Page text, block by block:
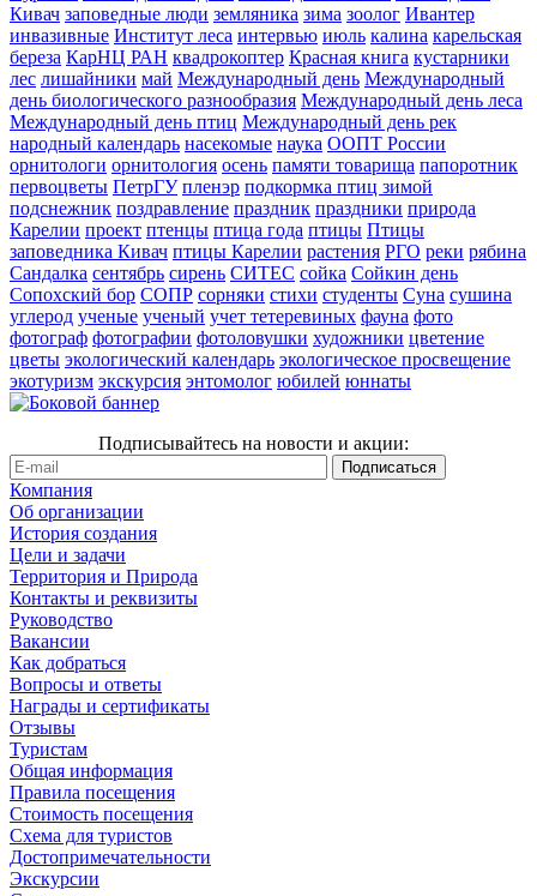
Кивач заповедные люди земляника зима зоолог Ивантер
инвазивные Институт леса интервью июль калина карельская
береза КарНЦ РАН квадрокоптер Красная книга кустарники
лес лишайники май Международный день Международный
день биологического разнообразия Международный день леса
Международный день птиц Международный день рек
народный календарь насекомые наука ООПТ России
орнитологи орнитология осень памяти товарища папоротник
первоцветы ПетрГУ пленэр подкормка птиц зимой
подснежник поздравление праздник праздники природа
Карелии проект птенцы птица года птицы Птицы
заповедника Кивач птицы Карелии растения РГО реки рябина
Сандалка сентябрь сирень СИТЕС сойка Сойкин день
Сопохский бор СОПР сорняки стихи студенты Суна сушина
углерод ученые ученый учет тетеревиных фауна фото
фотограф фотографии фотоловушки художники цветение
цветы экологический календарь экологическое просвещение
экотуризм экскурсия энтомолог юбилей юннаты
Подписывайтесь на новости и акции:
Компания
Об организации
История создания
Цели и задачи
Территория и Природа
Контакты и реквизиты
Руководство
Вакансии
Как добраться
Вопросы и ответы
Награды и сертификаты
Отзывы
Туристам
Общая информация
Правила посещения
Стоимость посещения
Схема для туристов
Достопримечательности
Экскурсии